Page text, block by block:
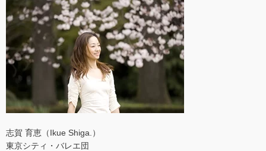
志賀 育恵（Ikue Shiga.）
東京シティ・バレエ団